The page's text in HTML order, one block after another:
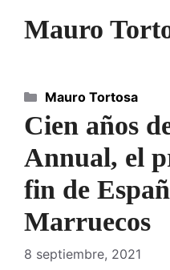
Mauro
Cien años
Annual, el
fin de
Marruecos
8 septiembre, 2021
Categorías
Mauro Tortosa